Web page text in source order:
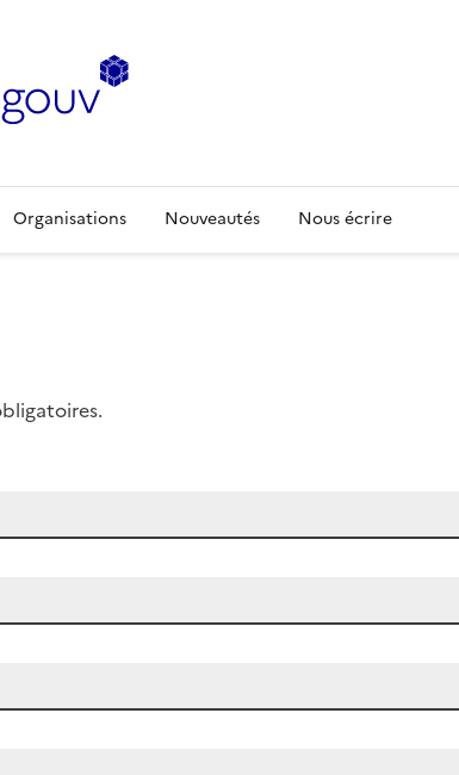
Organisations Nouveautés Nous écrire